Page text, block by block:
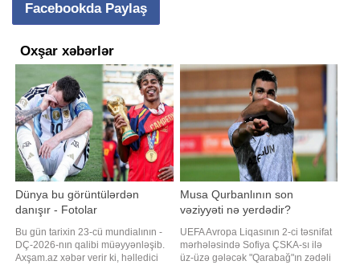
Facebookda Paylaş
Oxşar xəbərlər
Dünya bu görüntülərdən
danışır - Fotolar
Bu gün tarixin 23-cü mundialının -
DÇ-2026-nın qalibi müəyyənləşib.
Axşam.az xəbər verir ki, həlledici
Musa Qurbanlının son
vəziyyəti nə yerdədir?
UEFA Avropa Liqasının 2-ci təsnifat
mərhələsində Sofiya ÇSKA-sı ilə
üz-üzə gələcək "Qarabağ"ın zədəli